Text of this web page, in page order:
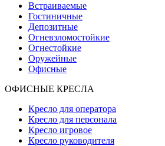
Встраиваемые
Гостиничные
Депозитные
Огневзломостойкие
Огнестойкие
Оружейные
Офисные
ОФИСНЫЕ КРЕСЛА
Кресло для оператора
Кресло для персонала
Кресло игровое
Кресло руководителя